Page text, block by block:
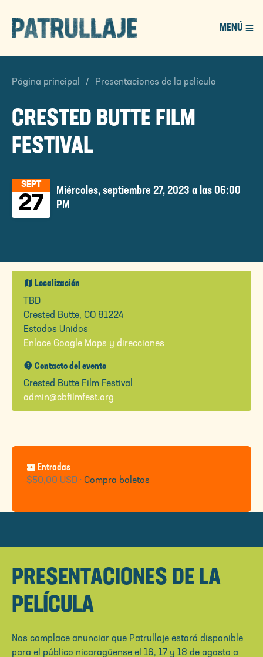
PATROL
MENÚ
Página principal Presentaciones de la película
CRESTED BUTTE FILM
FESTIVAL
SEPT
27
Miércoles, septiembre 27, 2023 a las 06:00
PM
map Localización
TBD
Crested Butte, CO 81224
Estados Unidos
Enlace Google Maps y direcciones
contact_support Contacto del evento
Crested Butte Film Festival
admin@cbfilmfest.org
local_activity Entradas
$50,00 USD · Compra boletos
PRESENTACIONES DE LA
PELÍCULA
Nos complace anunciar que Patrullaje estará disponible
para el público nicaragüense el 16, 17 y 18 de agosto a